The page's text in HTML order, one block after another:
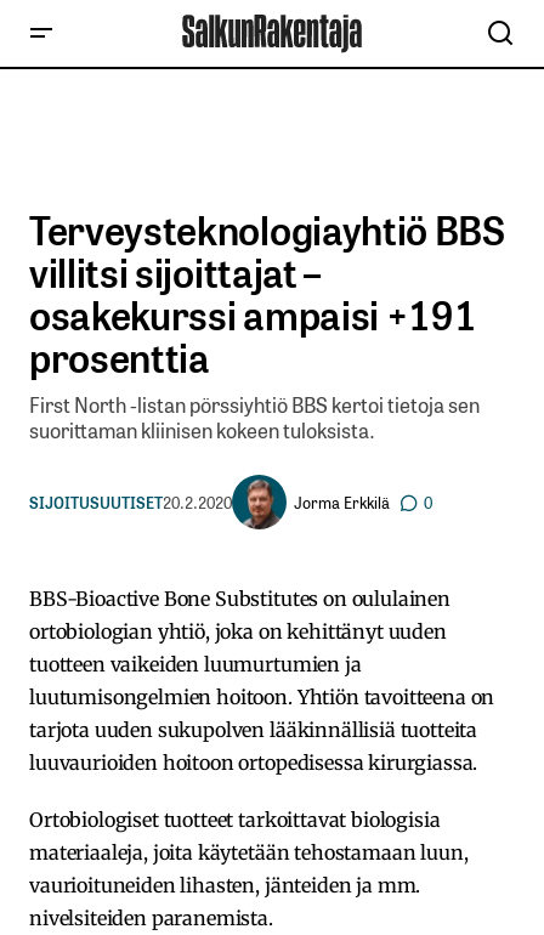
Terveysteknologiayhtiö BBS
villitsi sijoittajat –
osakekurssi ampaisi +191
prosenttia
First North -listan pörssiyhtiö BBS kertoi tietoja sen
suorittaman kliinisen kokeen tuloksista.
SIJOITUSUUTISET20.2.2020 Jorma Erkkilä 0
BBS-Bioactive Bone Substitutes on oululainen
ortobiologian yhtiö, joka on kehittänyt uuden
tuotteen vaikeiden luumurtumien ja
luutumisongelmien hoitoon. Yhtiön tavoitteena on
tarjota uuden sukupolven lääkinnällisiä tuotteita
luuvaurioiden hoitoon ortopedisessa kirurgiassa.
Ortobiologiset tuotteet tarkoittavat biologisia
materiaaleja, joita käytetään tehostamaan luun,
vaurioituneiden lihasten, jänteiden ja mm.
nivelsiteiden paranemista.